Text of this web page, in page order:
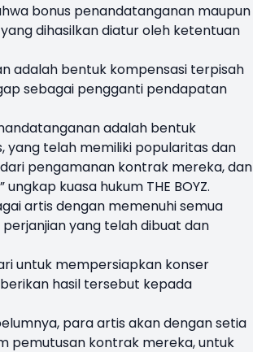
bonus penandatanganan maupun
dihasilkan diatur oleh ketentuan
adalah bentuk kompensasi terpisah
sebagai pengganti pendapatan
adalah bentuk
yang telah memiliki popularitas dan
pengamanan kontrak mereka, dan
kuasa hukum THE BOYZ.
artis dengan memenuhi semua
yang telah dibuat dan
untuk mempersiapkan konser
hasil tersebut kepada
para artis akan dengan setia
pemutusan kontrak mereka, untuk